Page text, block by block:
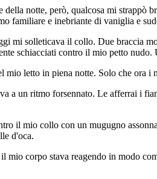
notte, però, qualcosa mi strappò
familiare e inebriante di vaniglia e
mi solleticava il collo. Due braccia
schiacciati contro il mio petto
mio letto in piena notte. Solo che ora
a un ritmo forsennato. Le afferrai i
il mio collo con un mugugno
d'oca.
corpo stava reagendo in modo